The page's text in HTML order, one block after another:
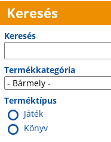
k
Keresés
Keresés
Termékkategória
Terméktípus
Játék
Könyv